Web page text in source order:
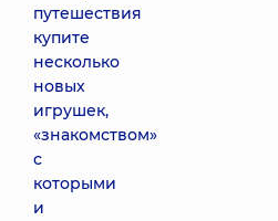
путешествия
купите
несколько
новых
игрушек,
«знакомством»
с
которыми
и